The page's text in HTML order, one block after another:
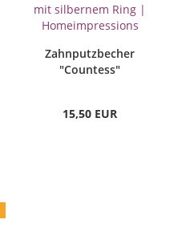
Zahnputzbecher
"Countess"
15,50 EUR